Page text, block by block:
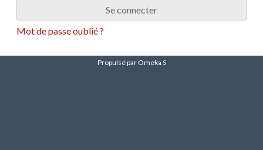
Mot de passe oublié ?
Propulsé par Omeka S